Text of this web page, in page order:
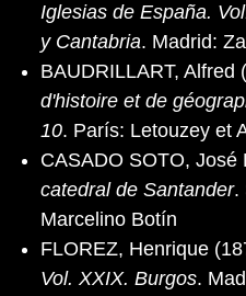
Iglesias de España.
y Cantabria. Madrid:
BAUDRILLART, Alfred
d'histoire et de
10. París: Letouzey et
CASADO SOTO, José
catedral de Santander.
Marcelino Botín
FLOREZ, Henrique
Vol. XXIX. Burgos.